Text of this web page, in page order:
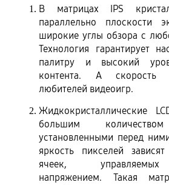
В матрицах IPS
параллельно плоскости
широкие углы обзора с
Технология гарантирует
палитру и высокий
контента. А скорость
любителей видеоигр.
Жидкокристаллические
большим
установленными перед
яркость пикселей
ячеек, управляемых
напряжением. Такая